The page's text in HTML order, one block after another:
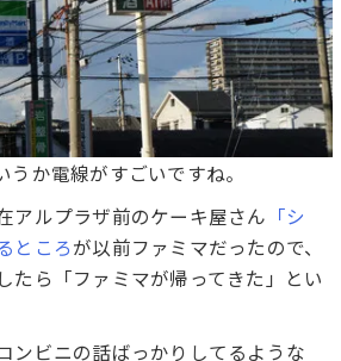
うか電線がすごいですね。
アルプラザ前のケーキ屋さん 「シ
ところが以前ファミマだったので、
たら「ファミマが帰ってきた」とい
ンビニの話ばっかりしてるような